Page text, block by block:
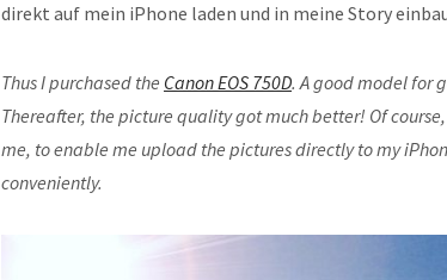
direkt auf mein iPhone laden und in meine Story
Thus I purchased the Canon EOS 750D. A good model for
Thereafter, the picture quality got much better! Of
me, to enable me upload the pictures directly to my
conveniently.